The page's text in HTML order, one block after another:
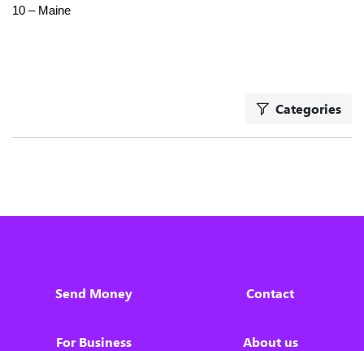
10 – Maine
Categories
Send Money
For Business
Contact
About us